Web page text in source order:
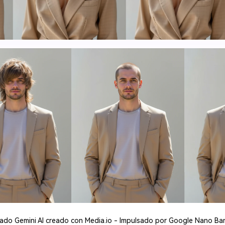
Gemini AI creado con Media.io - Impulsado por Google Nano